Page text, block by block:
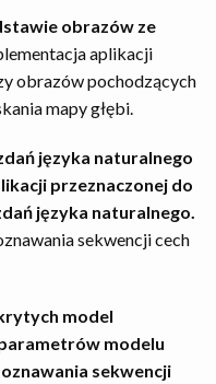
obrazów ze
aplikacji
obrazów pochodzących
mapy głębi.
języka naturalnego
przeznaczonej do
języka naturalnego.
sekwencji cech
model
modelu
sekwencji